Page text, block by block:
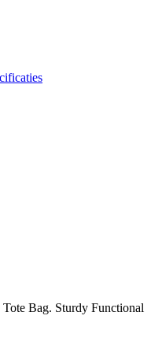
Bag. Sturdy Functional